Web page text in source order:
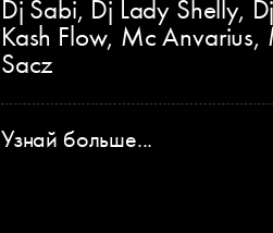
Dj Sabi, Dj Lady Shelly, Dj
Kash Flow, Mc Anvarius,
Sacz
Узнай больше...